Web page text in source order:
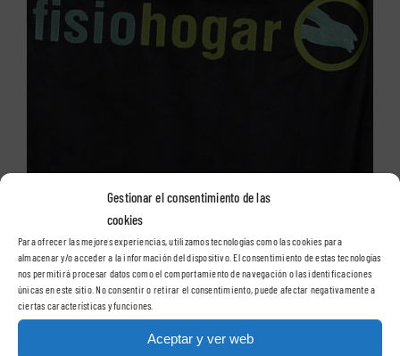
Gestionar el consentimiento de las
cookies
Para ofrecer las mejores experiencias, utilizamos tecnologías como las cookies para
almacenar y/o acceder a la información del dispositivo. El consentimiento de estas tecnologías
nos permitirá procesar datos como el comportamiento de navegación o las identificaciones
únicas en este sitio. No consentir o retirar el consentimiento, puede afectar negativamente a
ciertas características y funciones.
Aceptar y ver web
Artículos relacionados